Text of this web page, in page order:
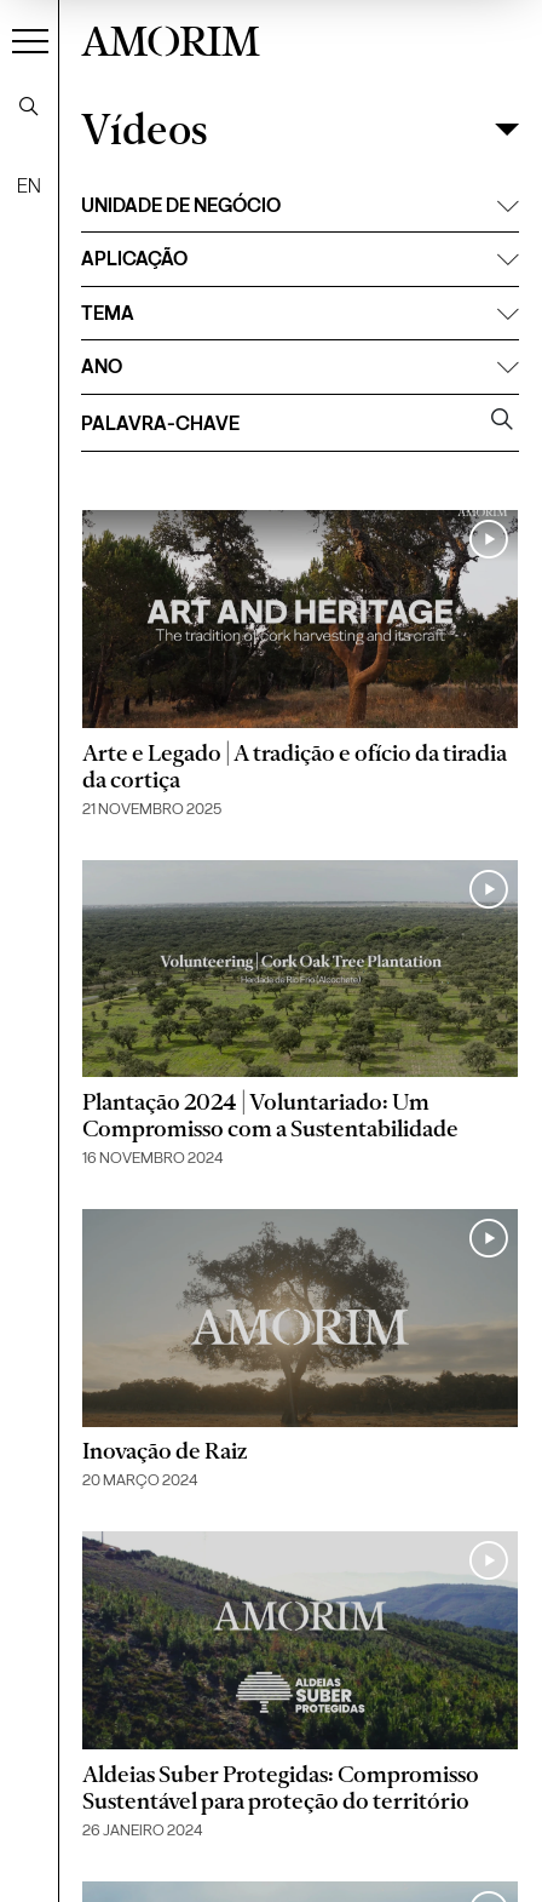
EN
AMORIM
VídeosFiltrar
Vídeos
UNIDADE DE NEGÓCIO
APLICAÇÃO
TEMA
ANO
Arte e Legado | A tradição e ofício da tiradia
da cortiça
21 NOVEMBRO 2025
Plantação 2024 | Voluntariado: Um
Compromisso com a Sustentabilidade
16 NOVEMBRO 2024
Inovação de Raiz
20 MARÇO 2024
Aldeias Suber Protegidas: Compromisso
Sustentável para proteção do território
26 JANEIRO 2024